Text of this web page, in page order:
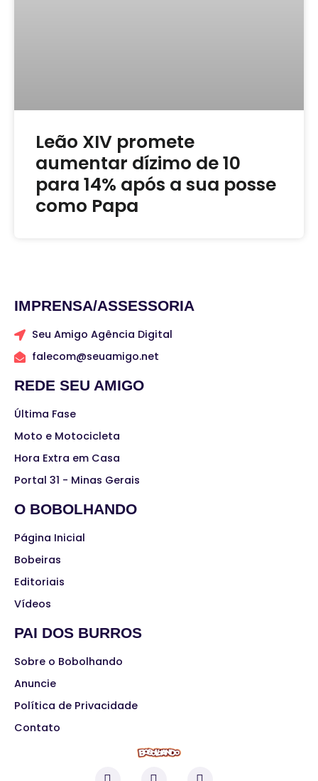
Leão XIV promete
aumentar dízimo de 10
para 14% após a sua posse
como Papa
IMPRENSA/ASSESSORIA
Seu Amigo Agência Digital
falecom@seuamigo.net
REDE SEU AMIGO
Última Fase
Moto e Motocicleta
Hora Extra em Casa
Portal 31 - Minas Gerais
O BOBOLHANDO
Página Inicial
Bobeiras
Editoriais
Vídeos
PAI DOS BURROS
Sobre o Bobolhando
Anuncie
Política de Privacidade
Contato